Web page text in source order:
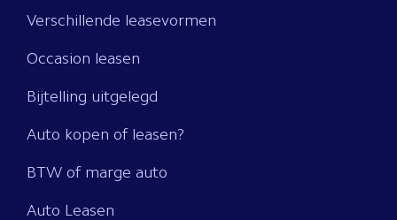
Verschillende leasevormen
Occasion leasen
Bijtelling uitgelegd
Auto kopen of leasen?
BTW of marge auto
Auto Leasen